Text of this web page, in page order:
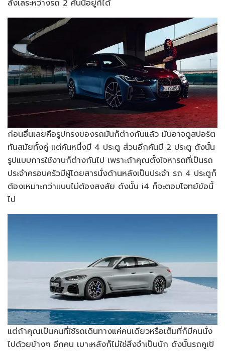
ลังเลระหว่างรถ 2 คันนี้อยู่ก็ได้
ก่อนอื่นเลยคือรูปทรงของรถมันก็ต่างกันแล้ว มันอาจดูสปอร์ต
ทันสมัยทั้งคู่ แต่คันหนึ่งมี 4 ประตู ส่วนอีกคันมี 2 ประตู ดังนั้น
รูปแบบการใช้งานก็ต่างกันไป เพราะถ้าคุณตั้งใจหารถที่เป็นรถ
ประจำครอบครัวมีผู้โดยสารนั่งด้านหลังเป็นประจำ รถ 4 ประตูก็
ต้องเหมาะกว่าแบบไม่ต้องสงสัย ดังนั้น i4 ก็จะตอบโจทย์ข้อนี้
ไป
แต่ถ้าคุณเป็นคนที่ใช้รถเดินทางแค่คนเดียวหรือเต็มที่ก็มีคนนั่ง
ไปด้วยข้างๆ อีกคน เบาะหลังก็ไม่ใช่สิ่งจำเป็นนัก ดังนั้นรถคูเป้